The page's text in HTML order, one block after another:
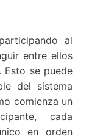
al
entre ellos
Esto se puede
del sistema
comienza un
cada
en orden